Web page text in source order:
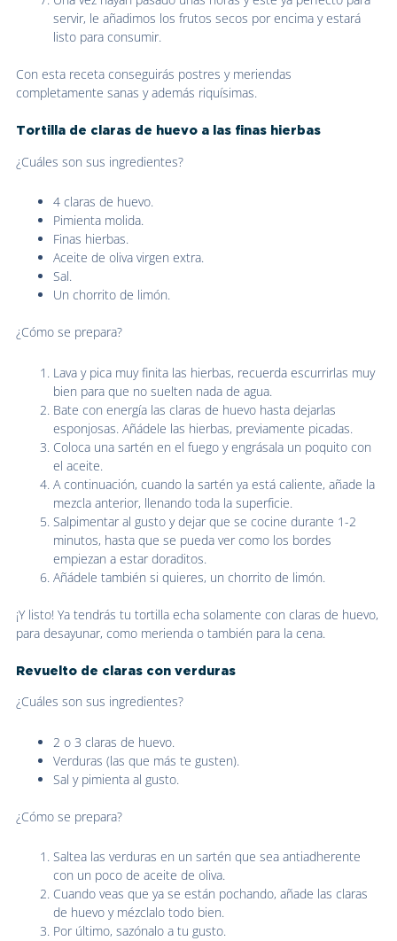
servir, le añadimos los frutos secos por encima y estará
listo para consumir.
Con esta receta conseguirás postres y meriendas
completamente sanas y además riquísimas.
Tortilla de claras de huevo a las finas hierbas
¿Cuáles son sus ingredientes?
4 claras de huevo.
Pimienta molida.
Finas hierbas.
Aceite de oliva virgen extra.
Sal.
Un chorrito de limón.
¿Cómo se prepara?
Lava y pica muy finita las hierbas, recuerda escurrirlas muy
bien para que no suelten nada de agua.
Bate con energía las claras de huevo hasta dejarlas
esponjosas. Añádele las hierbas, previamente picadas.
Coloca una sartén en el fuego y engrásala un poquito con
el aceite.
A continuación, cuando la sartén ya está caliente, añade la
mezcla anterior, llenando toda la superficie.
Salpimentar al gusto y dejar que se cocine durante 1-2
minutos, hasta que se pueda ver como los bordes
empiezan a estar doraditos.
Añádele también si quieres, un chorrito de limón.
¡Y listo! Ya tendrás tu tortilla echa solamente con claras de huevo,
para desayunar, como merienda o también para la cena.
Revuelto de claras con verduras
¿Cuáles son sus ingredientes?
2 o 3 claras de huevo.
Verduras (las que más te gusten).
Sal y pimienta al gusto.
¿Cómo se prepara?
Saltea las verduras en un sartén que sea antiadherente
con un poco de aceite de oliva.
Cuando veas que ya se están pochando, añade las claras
de huevo y mézclalo todo bien.
Por último, sazónalo a tu gusto.